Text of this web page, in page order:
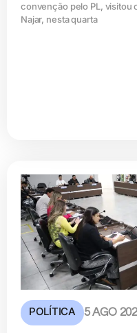
convenção pelo PL, visitou
Najar, nesta quarta
POLÍTICA 5 AGO